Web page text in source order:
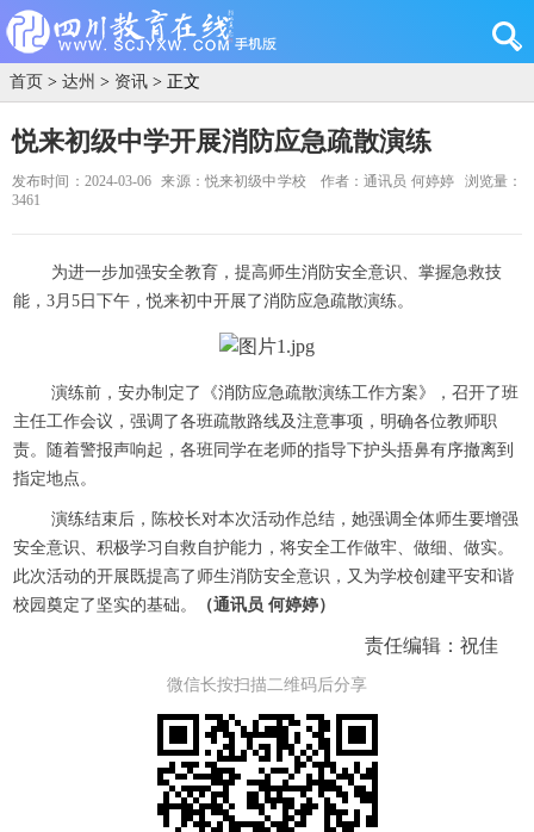
首页 > 达州 > 资讯 > 正文
悦来初级中学开展消防应急疏散演练
发布时间：2024-03-06 来源：悦来初级中学校 作者：通讯员 何婷婷
浏览量：
3461
为进一步加强安全教育，提高师生消防安全意识、掌握急救技
能，3月5日下午，悦来初中开展了消防应急疏散演练。
演练前，安办制定了《消防应急疏散演练工作方案》，召开了班
主任工作会议，强调了各班疏散路线及注意事项，明确各位教师职
责。随着警报声响起，各班同学在老师的指导下护头捂鼻有序撤离到
指定地点。
演练结束后，陈校长对本次活动作总结，她强调全体师生要增强
安全意识、积极学习自救自护能力，将安全工作做牢、做细、做实。
此次活动的开展既提高了师生消防安全意识，又为学校创建平安和谐
校园奠定了坚实的基础。
（通讯员 何婷婷）
责任编辑：祝佳
微信长按扫描二维码后分享